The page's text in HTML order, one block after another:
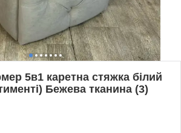
5в1 каретна стяжка білий
Бежева тканина (3)